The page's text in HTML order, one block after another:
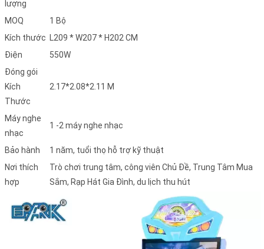
lượng
MOQ
1 Bộ
Kích thước L209 * W207 * H202 CM
Điện
550W
Đóng gói
Kích
Thước
2.17*2.08*2.11 M
Máy nghe
nhạc
1 -2 máy nghe nhạc
Bảo hành
1 năm, tuổi thọ hỗ trợ kỹ thuật
Nơi thích
hợp
Trò chơi trung tâm, công viên Chủ Đề, Trung Tâm Mua
Sắm, Rạp Hát Gia Đình, du lịch thu hút